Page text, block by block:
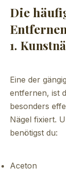
Die
1.
Eine der
entfernen, ist
besonders
Nägel fixiert.
benötigst du:
Aceton